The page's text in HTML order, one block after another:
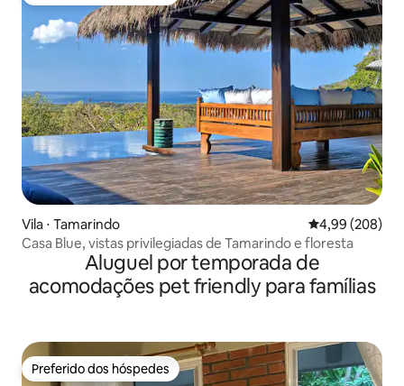
Vila ⋅ Tamarindo 4,99 de uma
4,99 (208)
Casa Blue, vistas privilegiadas de Tamarindo e floresta
Aluguel por temporada de
acomodações pet friendly para famílias
Preferido dos hóspedes
Preferido dos hóspedes